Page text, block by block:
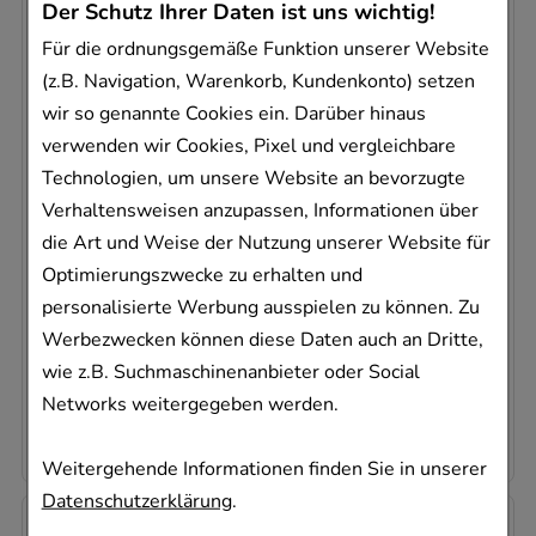
Der Schutz Ihrer Daten ist uns wichtig!
Für die ordnungsgemäße Funktion unserer Website
(z.B. Navigation, Warenkorb, Kundenkonto) setzen
wir so genannte Cookies ein. Darüber hinaus
verwenden wir Cookies, Pixel und vergleichbare
Technologien, um unsere Website an bevorzugte
Verhaltensweisen anzupassen, Informationen über
die Art und Weise der Nutzung unserer Website für
Optimierungszwecke zu erhalten und
personalisierte Werbung ausspielen zu können. Zu
Werbezwecken können diese Daten auch an Dritte,
wie z.B. Suchmaschinenanbieter oder Social
Networks weitergegeben werden.
Weitergehende Informationen finden Sie in unserer
Datenschutzerklärung.
NASIC neo für Kinder Nasenspray
MCM KLOSTERFRAU Vertr. GmbH
10ml
Nasenspray
15863505
Sofort lieferbar
AVP: 6,96 €²
451,00 €pro 1 l